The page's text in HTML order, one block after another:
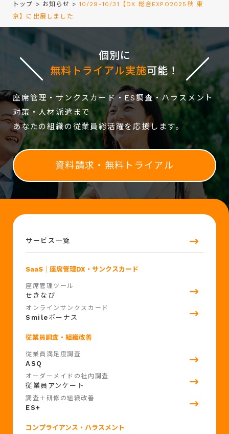
トップ > お知らせ >10/29-10/31【DX 総合EXPO2025秋 東
京】に出展しました
個別に
無料トライアル実施可能！
座席管理・サンクスカード・ES調査・ハラスメント
対策・人材派遣まで
あなたの組織の従業員総活躍を応援します。
資料請求・無料トライアル
サービス一覧
SaaS ｜座席管理DX・サンクスカード
座席管理ツール
せきなび
オンラインサンクスカード
Smile ボーナス
従業員調査・組織改善
従業員満足度調査
ASQ
オーダーメイドの社内調査
従業員アンケート
調査＋研修の組織改善
ES+
コンプライアンス・ハラスメント